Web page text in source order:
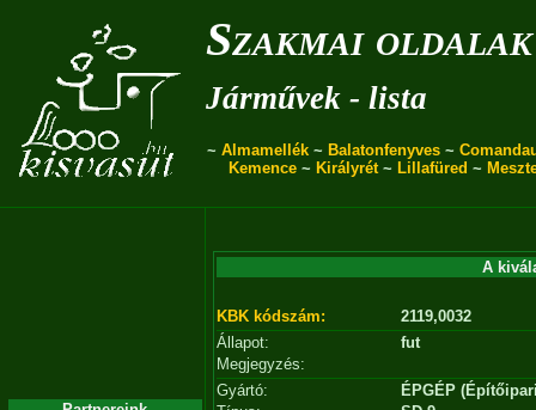
Szakmai oldalak
Járművek - lista
~ Almamellék ~ Balatonfenyves ~
Kemence ~ Királyrét~ Lillafüred ~
A
KBK kódszám:
2119,0032
Állapot:
fut
Megjegyzés:
Gyártó:
ÉPGÉP